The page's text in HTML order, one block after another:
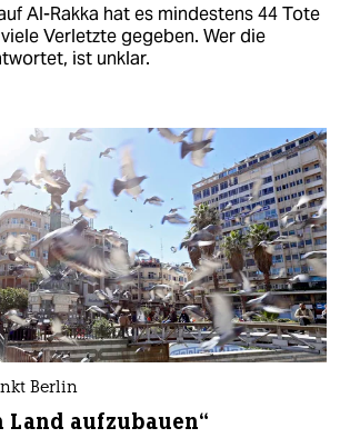
Al-Rakka hat es mindestens 44 Tote
Verletzte gegeben. Wer die
ist unklar.
Berlin
Land aufzubauen“